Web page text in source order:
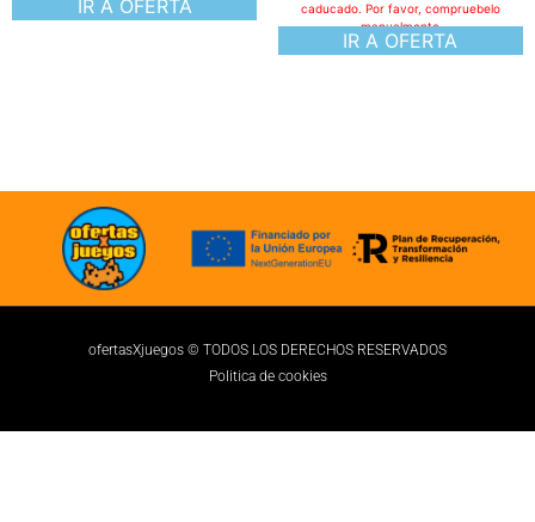
IR A OFERTA
caducado. Por favor, compruebelo
manualmente
ofertasXjuegos © TODOS LOS DERECHOS RESERVADOS
Politica de cookies